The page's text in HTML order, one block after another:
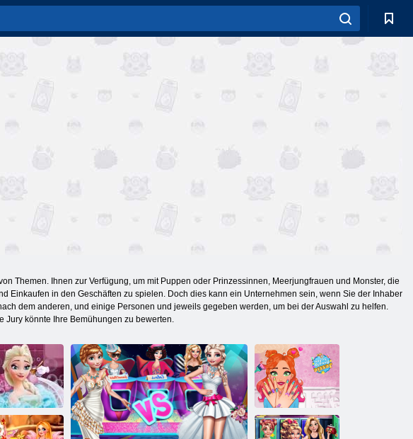
Themen. Ihnen zur Verfügung, um mit Puppen oder Prinzessinnen, Meerjungfrauen und Monster, die
Einkaufen in den Geschäften zu spielen. Doch dies kann ein Unternehmen sein, wenn Sie der Inhaber
dem anderen, und einige Personen und jeweils gegeben werden, um bei der Auswahl zu helfen.
Jury könnte Ihre Bemühungen zu bewerten.